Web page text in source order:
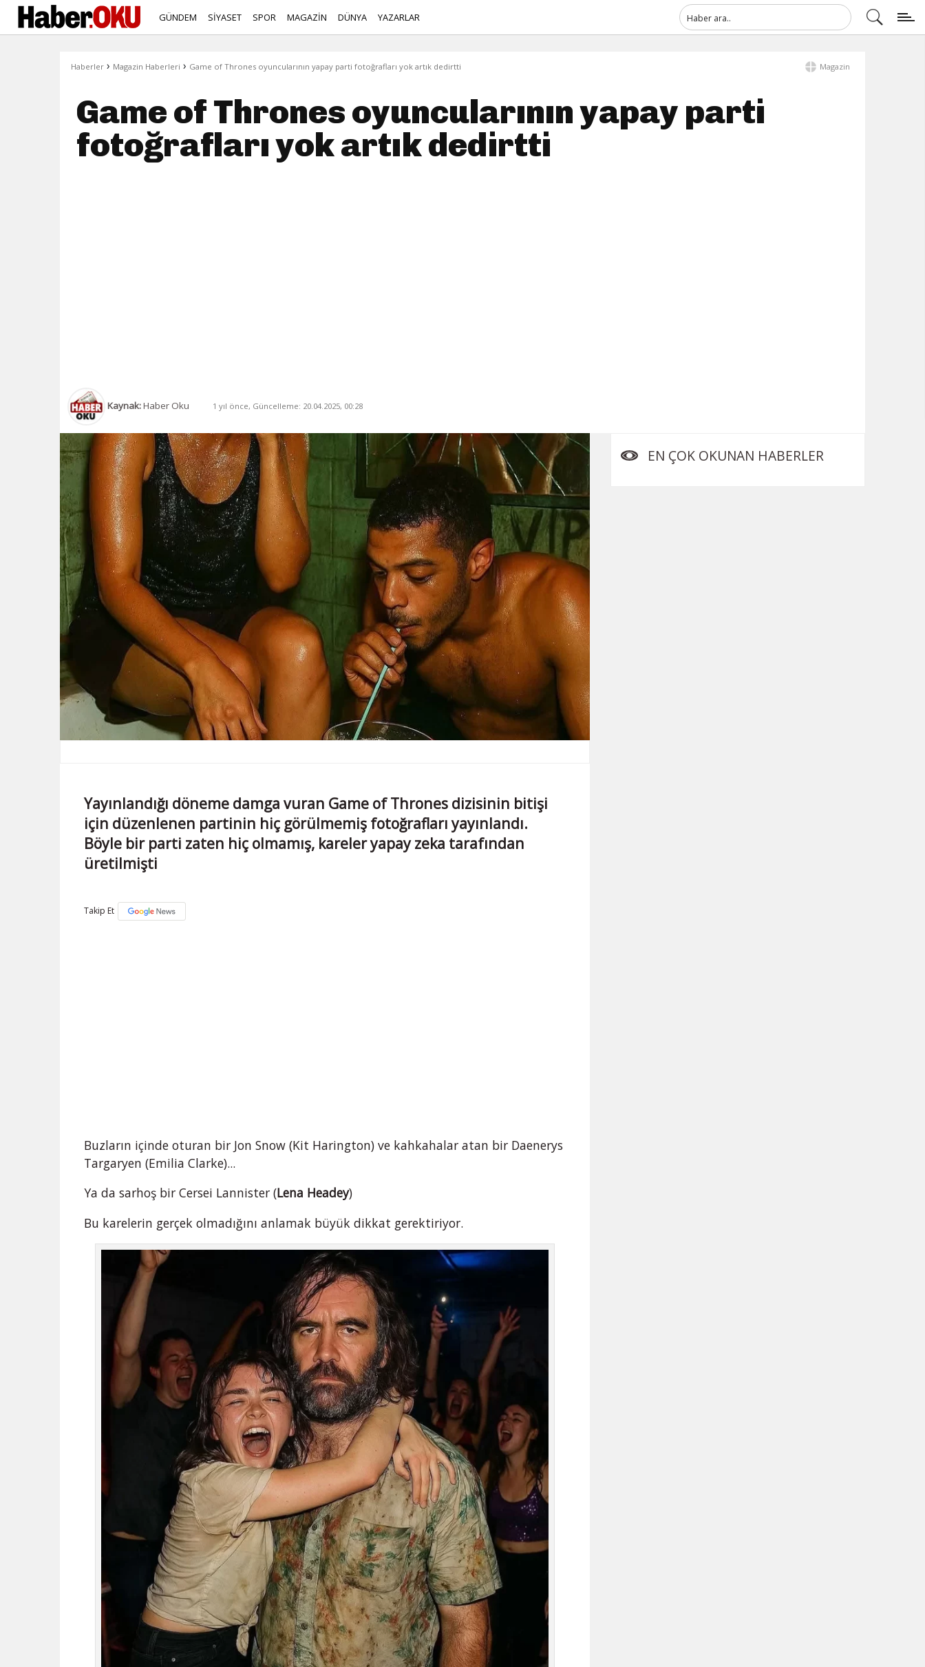
GÜNDEM SİYASET SPOR MAGAZİN DÜNYA YAZARLAR
Haberler › Magazin Haberleri › Game of Thrones oyuncularının yapay parti fotoğrafları yok artık dedirtti Magazin
Game of Thrones oyuncularının yapay parti
fotoğrafları yok artık dedirtti
Kaynak:Haber Oku 1 yıl önce, Güncelleme: 20.04.2025, 00:28
Yayınlandığı döneme damga vuran Game of Thrones dizisinin bitişi
için düzenlenen partinin hiç görülmemiş fotoğrafları yayınlandı.
Böyle bir parti zaten hiç olmamış, kareler yapay zeka tarafından
üretilmişti
Takip Et
Buzların içinde oturan bir Jon Snow (Kit Harington) ve kahkahalar atan bir Daenerys
Targaryen (Emilia Clarke)...
Ya da sarhoş bir Cersei Lannister (Lena Headey)
Bu karelerin gerçek olmadığını anlamak büyük dikkat gerektiriyor.
EN ÇOK OKUNAN HABERLER